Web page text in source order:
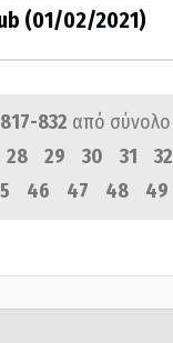
(01/02/2021)
817-832 από σύνολο
28 29 30 31 32
46 47 48 49